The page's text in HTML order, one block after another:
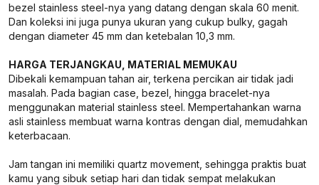
bezel stainless steel-nya yang datang dengan skala 60 menit.
Dan koleksi ini juga punya ukuran yang cukup bulky, gagah
dengan diameter 45 mm dan ketebalan 10,3 mm.
HARGA TERJANGKAU, MATERIAL MEMUKAU
Dibekali kemampuan tahan air, terkena percikan air tidak jadi
masalah. Pada bagian case, bezel, hingga bracelet-nya
menggunakan material stainless steel. Mempertahankan warna
asli stainless membuat warna kontras dengan dial, memudahkan
keterbacaan.
Jam tangan ini memiliki quartz movement, sehingga praktis buat
kamu yang sibuk setiap hari dan tidak sempat melakukan